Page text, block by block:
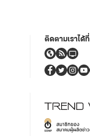
ติดตามเราได้ที่